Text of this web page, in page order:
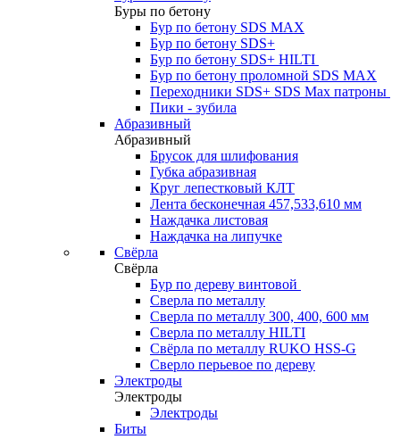
Буры по бетону
Бур по бетону SDS MAX
Бур по бетону SDS+
Бур по бетону SDS+ HILTI
Бур по бетону проломной SDS MAX
Переходники SDS+ SDS Max патроны
Пики - зубила
Абразивный
Абразивный
Брусок для шлифования
Губка абразивная
Круг лепестковый КЛТ
Лента бесконечная 457,533,610 мм
Наждачка листовая
Наждачка на липучке
Свёрла
Свёрла
Бур по дереву винтовой
Сверла по металлу
Сверла по металлу 300, 400, 600 мм
Сверла по металлу HILTI
Свёрла по металлу RUKO HSS-G
Сверло перьевое по дереву
Электроды
Электроды
Электроды
Биты